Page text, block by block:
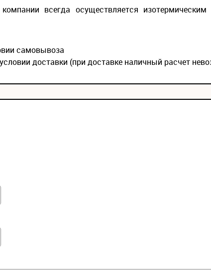
всегда осуществляется
самовывоза
доставки (при доставке наличный расчет